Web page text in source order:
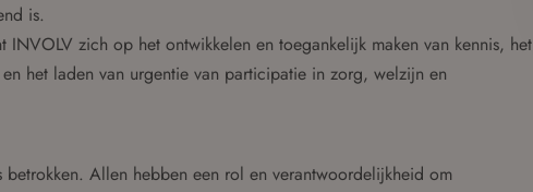
is.
zich op het ontwikkelen en toegankelijk maken van kennis, het
het laden van urgentie van participatie in zorg, welzijn en
Allen hebben een rol en verantwoordelijkheid om